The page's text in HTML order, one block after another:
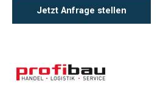
Jetzt Anfrage stellen